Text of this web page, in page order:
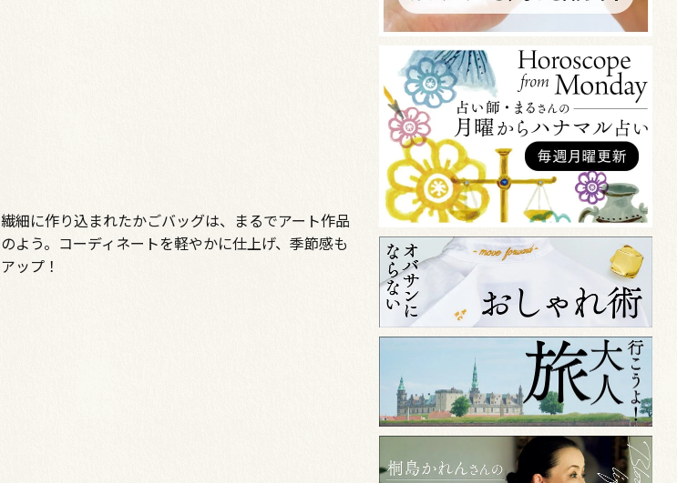
繊細に作り込まれたかごバッグは、まるでアート作品
のよう。コーディネートを軽やかに仕上げ、季節感も
アップ！